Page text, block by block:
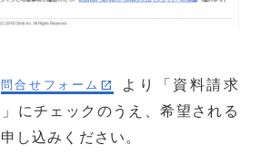
問合せフォーム
より「資料請求
」にチェックのうえ、希望される
し込みください。